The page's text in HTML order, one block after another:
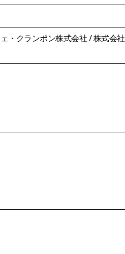
・クランポン株式会社 / 株式会社